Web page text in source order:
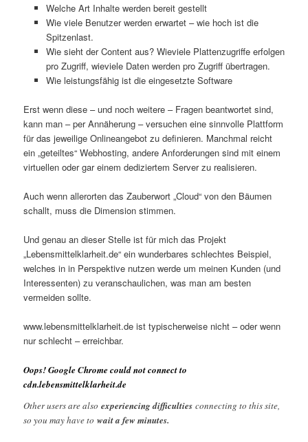
Welche Art Inhalte werden bereit gestellt
Wie viele Benutzer werden erwartet – wie hoch ist die
Spitzenlast.
Wie sieht der Content aus? Wieviele Plattenzugriffe erfolgen
pro Zugriff, wieviele Daten werden pro Zugriff übertragen.
Wie leistungsfähig ist die eingesetzte Software
Erst wenn diese – und noch weitere – Fragen beantwortet sind,
kann man – per Annäherung – versuchen eine sinnvolle Plattform
für das jeweilige Onlineangebot zu definieren. Manchmal reicht
ein „geteiltes“ Webhosting, andere Anforderungen sind mit einem
virtuellen oder gar einem dediziertem Server zu realisieren.
Auch wenn allerorten das Zauberwort „Cloud“ von den Bäumen
schallt, muss die Dimension stimmen.
Und genau an dieser Stelle ist für mich das Projekt
„Lebensmittelklarheit.de“ ein wunderbares schlechtes Beispiel,
welches in in Perspektive nutzen werde um meinen Kunden (und
Interessenten) zu veranschaulichen, was man am besten
vermeiden sollte.
www.lebensmittelklarheit.de ist typischerweise nicht – oder wenn
nur schlecht – erreichbar.
Oops! Google Chrome could not connect to
cdn.lebensmittelklarheit.de
Other users are alsoexperiencing difficulties connecting to this site,
so you may have towait a few minutes.